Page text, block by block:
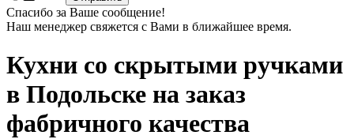
Спасибо за Ваше сообщение!
Наш менеджер свяжется с Вами в ближайшее время.
Кухни со скрытыми ручками
в Подольске на заказ
фабричного качества